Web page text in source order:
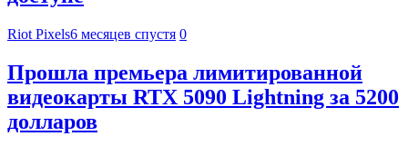
Riot Pixels6 месяцев спустя 0
Прошла премьера лимитированной
видеокарты RTX 5090 Lightning за 5200
долларов